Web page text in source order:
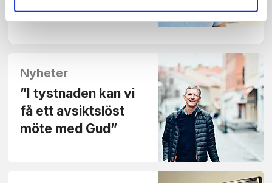
Smyrna
Nyheter
”I tystnaden kan vi
få ett avsiktslöst
möte med Gud”